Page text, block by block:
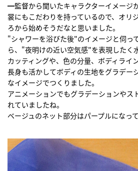
━監督から聞いたキャラクターイメージ
裳にもこだわりを持っているので、オリ
ろから始めそうだなと思いました。
"シャワーを浴びた後"のイメージと伺っ
ら、"夜明けの近い空気感"を表現したく
カッティングや、色の分量、ボディライ
長身も活かしてボディの生地をグラデー
なイメージでつくりました。
アニメーションでもグラデーションやス
れていましたね。
ベージュのネット部分はパープルになっ